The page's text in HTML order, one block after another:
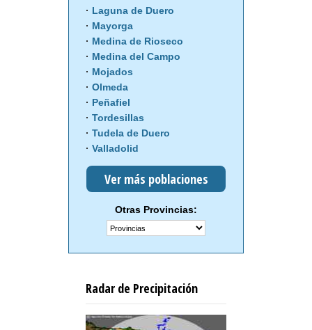
Laguna de Duero
Mayorga
Medina de Rioseco
Medina del Campo
Mojados
Olmeda
Peñafiel
Tordesillas
Tudela de Duero
Valladolid
Ver más poblaciones
Otras Provincias:
Radar de Precipitación